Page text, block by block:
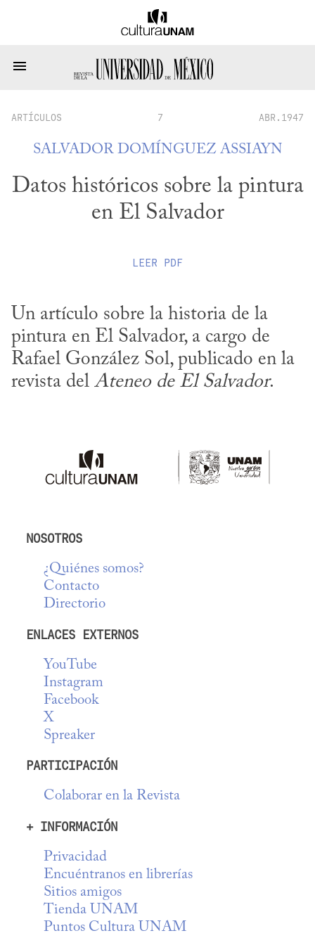
ARTÍCULOS 7 ABR.1947
SALVADOR DOMÍNGUEZ ASSIAYN
Datos históricos sobre la pintura
en El Salvador
LEER PDF
Un artículo sobre la historia de la
pintura en El Salvador, a cargo de
Rafael González Sol, publicado en la
revista del Ateneo de El Salvador.
NOSOTROS
¿Quiénes somos?
Contacto
Directorio
ENLACES EXTERNOS
YouTube
Instagram
Facebook
X
Spreaker
PARTICIPACIÓN
Colaborar en la Revista
+ INFORMACIÓN
Privacidad
Encuéntranos en librerías
Sitios amigos
Tienda UNAM
Puntos Cultura UNAM